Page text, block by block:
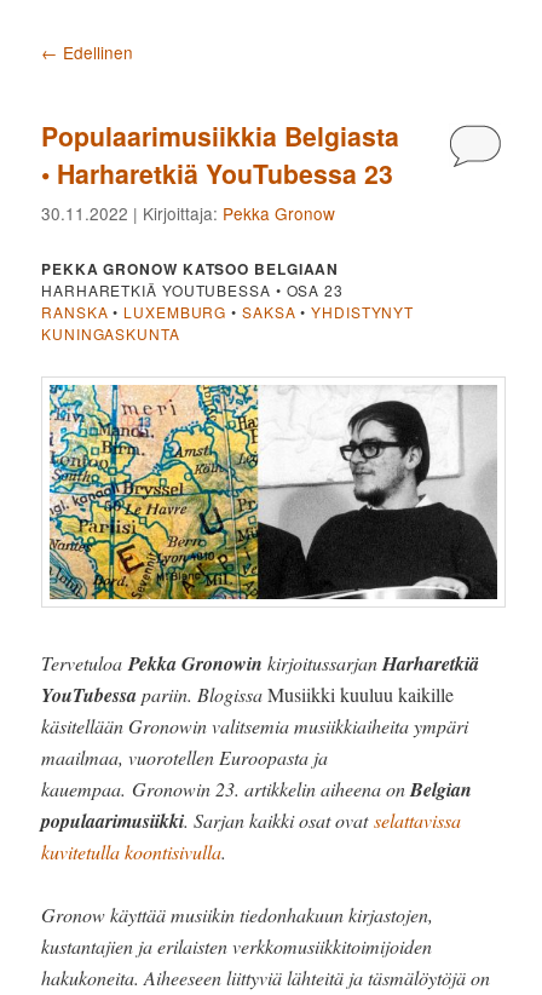
Artikkelien selaus
← Edellinen
Populaarimusiikkia Belgiasta
• Harharetkiä YouTubessa 23
30.11.2022 | Kirjoittaja: Pekka Gronow
PEKKA GRONOW KATSOO BELGIAAN
HARHARETKIÄ YOUTUBESSA • OSA 23
RANSKA • LUXEMBURG • SAKSA •YHDISTYNYT
KUNINGASKUNTA
TervetuloaPekka Gronowin kirjoitussarjanHarharetkiä
YouTubessapariin. BlogissaMusiikki kuuluu kaikille
käsitellään Gronowin valitsemia musiikkiaiheita ympäri
maailmaa, vuorotellen Euroopasta ja
kauempaa. Gronowin 23. artikkelin aiheena onBelgian
populaarimusiikki. Sarjan kaikki osat ovatselattavissa
kuvitetulla koontisivulla.
Gronow käyttää musiikin tiedonhakuun kirjastojen,
kustantajien ja erilaisten verkkomusiikkitoimijoiden
hakukoneita. Aiheeseen liittyviä lähteitä ja täsmälöytöjä on